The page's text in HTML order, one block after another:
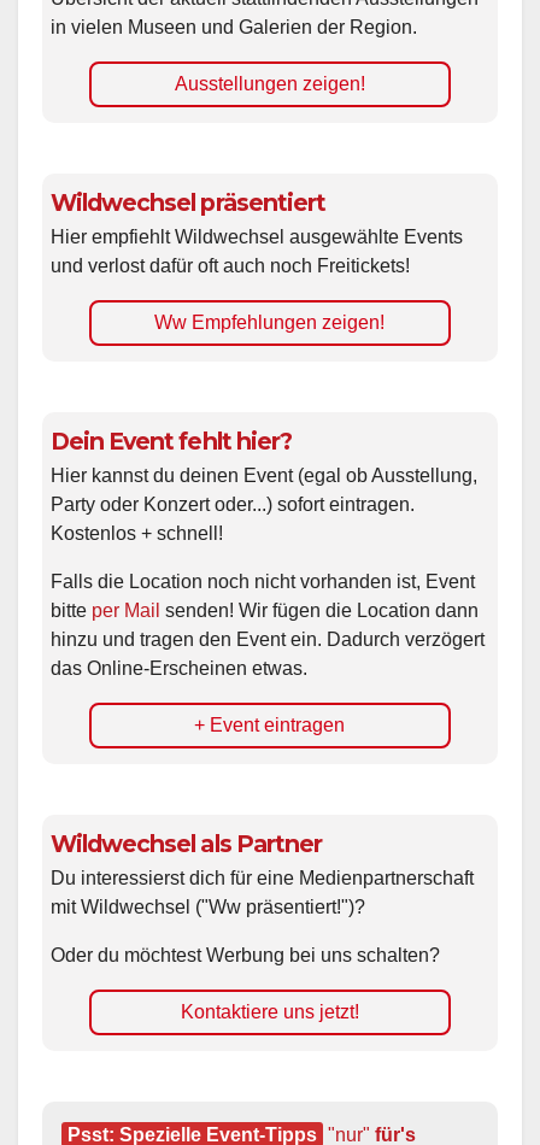
in vielen Museen und Galerien der Region.
Ausstellungen zeigen!
Wildwechsel präsentiert
Hier empfiehlt Wildwechsel ausgewählte Events
und verlost dafür oft auch noch Freitickets!
Ww Empfehlungen zeigen!
Dein Event fehlt hier?
Hier kannst du deinen Event (egal ob Ausstellung,
Party oder Konzert oder...) sofort eintragen.
Kostenlos + schnell!
Falls die Location noch nicht vorhanden ist, Event
bitte per Mail senden! Wir fügen die Location dann
hinzu und tragen den Event ein. Dadurch verzögert
das Online-Erscheinen etwas.
+ Event eintragen
Wildwechsel als Partner
Du interessierst dich für eine Medienpartnerschaft
mit Wildwechsel ("Ww präsentiert!")?
Oder du möchtest Werbung bei uns schalten?
Kontaktiere uns jetzt!
Psst: Spezielle Event-Tipps "nur" für's